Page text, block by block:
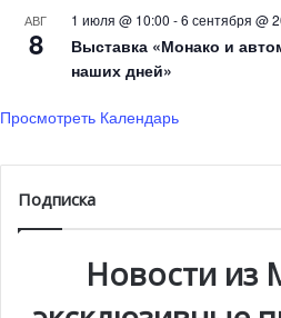
АВГ
8
1 июля @ 10:00 -6 сентября @
Выставка «Монако и
наших дней»
Просмотреть Календарь
Подписка
Новости из